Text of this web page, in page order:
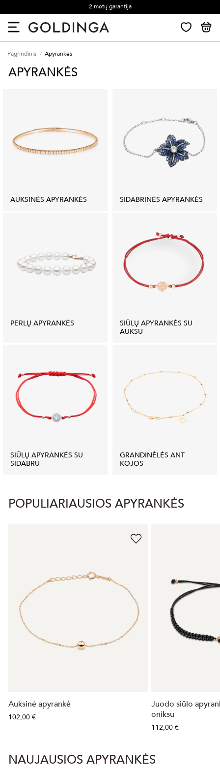
2 metų garantija
Pagrindinis Apyrankės
APYRANKĖS
AUKSINĖS APYRANKĖS SIDABRINĖS APYRANKĖS
PERLŲ APYRANKĖS
SIŪLŲ APYRANKĖS SU
AUKSU
SIŪLŲ APYRANKĖS SU
SIDABRU
GRANDINĖLĖS ANT
KOJOS
POPULIARIAUSIOS APYRANKĖS
Auksinė apyrankė
102,00 €
Juodo siūlo
oniksu
112,00 €
NAUJAUSIOS APYRANKĖS